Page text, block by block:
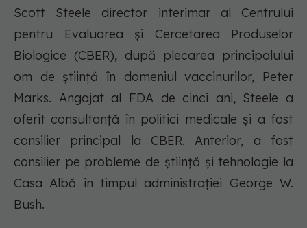
Scott Steele director interimar al Centrului
pentru Evaluarea și Cercetarea Produselor
Biologice (CBER), după plecarea principalului
om de știință în domeniul vaccinurilor, Peter
Marks. Angajat al FDA de cinci ani, Steele a
oferit consultanță în politici medicale și a fost
consilier principal la CBER. Anterior, a fost
consilier pe probleme de știință și tehnologie la
Casa Albă în timpul administrației George W.
Bush.